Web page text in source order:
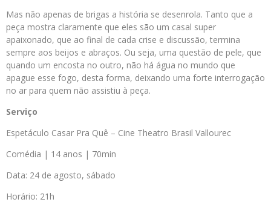
Mas não apenas de brigas a história se desenrola. Tanto que a
peça mostra claramente que eles são um casal super
apaixonado, que ao final de cada crise e discussão, termina
sempre aos beijos e abraços. Ou seja, uma questão de pele, que
quando um encosta no outro, não há água no mundo que
apague esse fogo, desta forma, deixando uma forte interrogação
no ar para quem não assistiu à peça.
Serviço
Espetáculo Casar Pra Quê – Cine Theatro Brasil Vallourec
Comédia | 14 anos | 70min
Data: 24 de agosto, sábado
Horário: 21h